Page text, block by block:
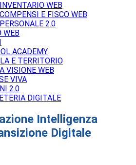
INVENTARIO WEB
COMPENSI E FISCO WEB
PERSONALE 2.0
WEB
ACADEMY
E TERRITORIO
VISIONE WEB
VIVA
2.0
DIGITALE
Intelligenza
Digitale